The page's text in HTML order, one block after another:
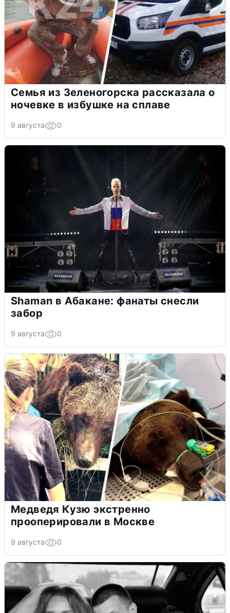
Семья из Зеленогорска рассказала о
ночевке в избушке на сплаве
9 августа 0
Shaman в Абакане: фанаты снесли
забор
9 августа 0
Медведя Кузю экстренно
прооперировали в Москве
9 августа 0